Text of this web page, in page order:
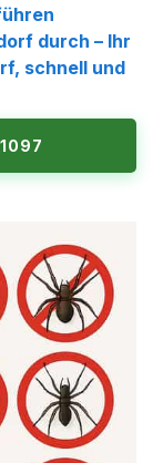
durch – Ihr
schnell und